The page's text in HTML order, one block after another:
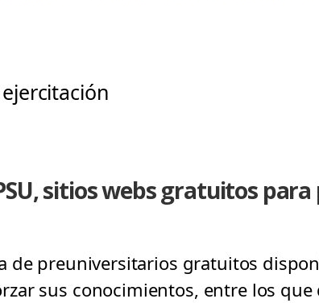
sitios webs gratuitos
de preuniversitarios gratuitos
sus conocimientos, entre los que